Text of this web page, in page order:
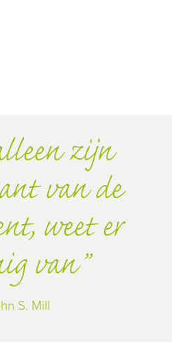
zijn
van de
weet er
van
S. Mill